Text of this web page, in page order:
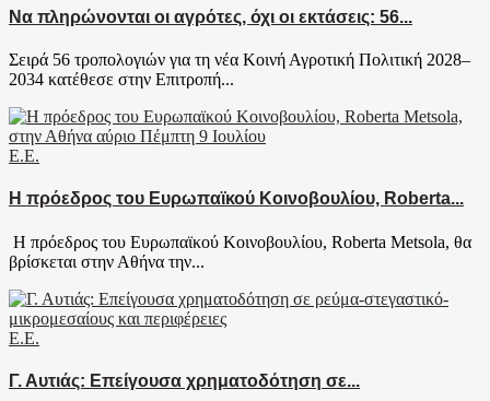
Να πληρώνονται οι αγρότες, όχι οι εκτάσεις: 56...
Σειρά 56 τροπολογιών για τη νέα Κοινή Αγροτική Πολιτική 2028–
2034 κατέθεσε στην Επιτροπή...
Ε.Ε.
Η πρόεδρος του Ευρωπαϊκού Κοινοβουλίου, Roberta...
​Η πρόεδρος του Ευρωπαϊκού Κοινοβουλίου, Roberta Metsola, θα
βρίσκεται στην Αθήνα την...
Ε.Ε.
Γ. Αυτιάς: Επείγουσα χρηματοδότηση σε...